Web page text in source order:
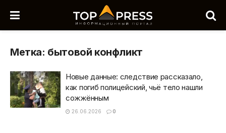
Метка: бытовой конфликт
Новые данные: следствие рассказало,
как погиб полицейский, чьё тело нашли
сожжённым
26.06.2026 0